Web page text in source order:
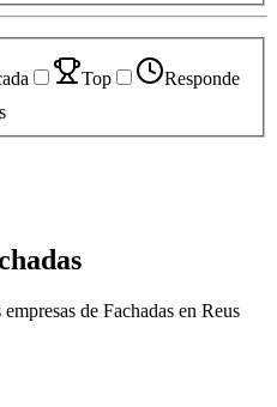
Top
Responde
de Fachadas en Reus